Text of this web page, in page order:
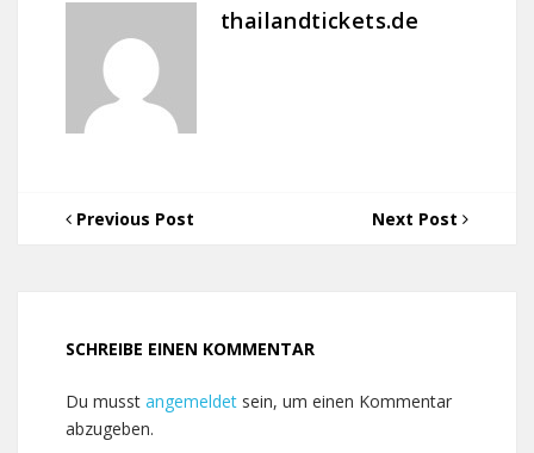
thailandtickets.de
Previous Post Next Post
SCHREIBE EINEN KOMMENTAR
Du musst angemeldet sein, um einen Kommentar
abzugeben.